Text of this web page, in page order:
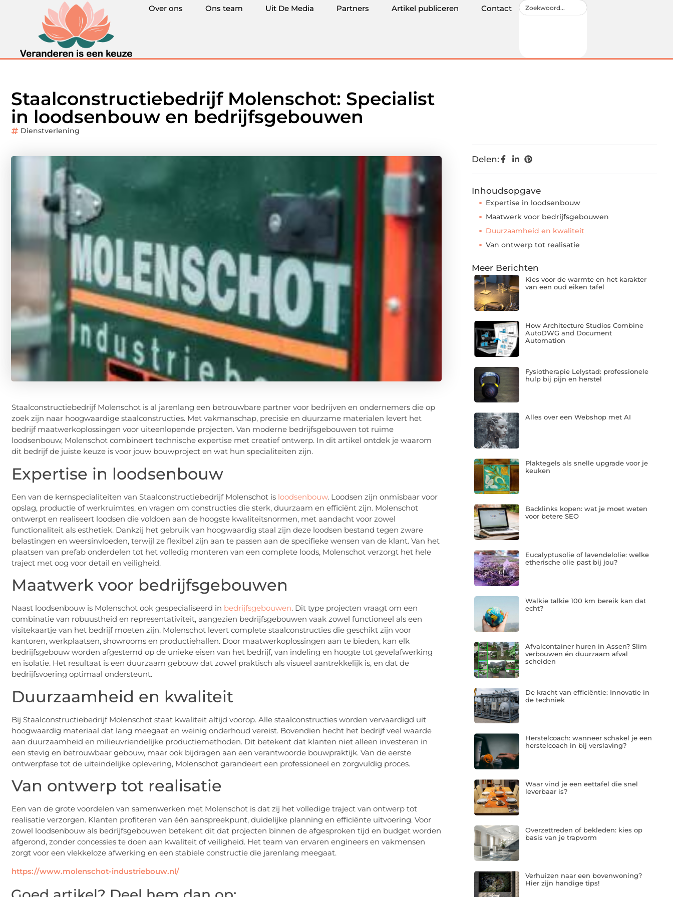
Over ons Ons team Uit De Media Partners Artikel publiceren Contact
Staalconstructiebedrijf Molenschot: Specialist
in loodsenbouw en bedrijfsgebouwen
Dienstverlening
Staalconstructiebedrijf Molenschot is al jarenlang een betrouwbare partner voor bedrijven en ondernemers die op
zoek zijn naar hoogwaardige staalconstructies. Met vakmanschap, precisie en duurzame materialen levert het
bedrijf maatwerkoplossingen voor uiteenlopende projecten. Van moderne bedrijfsgebouwen tot ruime
loodsenbouw, Molenschot combineert technische expertise met creatief ontwerp. In dit artikel ontdek je waarom
dit bedrijf de juiste keuze is voor jouw bouwproject en wat hun specialiteiten zijn.
Expertise in loodsenbouw
Een van de kernspecialiteiten van Staalconstructiebedrijf Molenschot is loodsenbouw. Loodsen zijn onmisbaar voor
opslag, productie of werkruimtes, en vragen om constructies die sterk, duurzaam en efficiënt zijn. Molenschot
ontwerpt en realiseert loodsen die voldoen aan de hoogste kwaliteitsnormen, met aandacht voor zowel
functionaliteit als esthetiek. Dankzij het gebruik van hoogwaardig staal zijn deze loodsen bestand tegen zware
belastingen en weersinvloeden, terwijl ze flexibel zijn aan te passen aan de specifieke wensen van de klant. Van het
plaatsen van prefab onderdelen tot het volledig monteren van een complete loods, Molenschot verzorgt het hele
traject met oog voor detail en veiligheid.
Maatwerk voor bedrijfsgebouwen
Naast loodsenbouw is Molenschot ook gespecialiseerd in bedrijfsgebouwen. Dit type projecten vraagt om een
combinatie van robuustheid en representativiteit, aangezien bedrijfsgebouwen vaak zowel functioneel als een
visitekaartje van het bedrijf moeten zijn. Molenschot levert complete staalconstructies die geschikt zijn voor
kantoren, werkplaatsen, showrooms en productiehallen. Door maatwerkoplossingen aan te bieden, kan elk
bedrijfsgebouw worden afgestemd op de unieke eisen van het bedrijf, van indeling en hoogte tot gevelafwerking
en isolatie. Het resultaat is een duurzaam gebouw dat zowel praktisch als visueel aantrekkelijk is, en dat de
bedrijfsvoering optimaal ondersteunt.
Duurzaamheid en kwaliteit
Bij Staalconstructiebedrijf Molenschot staat kwaliteit altijd voorop. Alle staalconstructies worden vervaardigd uit
hoogwaardig materiaal dat lang meegaat en weinig onderhoud vereist. Bovendien hecht het bedrijf veel waarde
aan duurzaamheid en milieuvriendelijke productiemethoden. Dit betekent dat klanten niet alleen investeren in
een stevig en betrouwbaar gebouw, maar ook bijdragen aan een verantwoorde bouwpraktijk. Van de eerste
ontwerpfase tot de uiteindelijke oplevering, Molenschot garandeert een professioneel en zorgvuldig proces.
Van ontwerp tot realisatie
Een van de grote voordelen van samenwerken met Molenschot is dat zij het volledige traject van ontwerp tot
realisatie verzorgen. Klanten profiteren van één aanspreekpunt, duidelijke planning en efficiënte uitvoering. Voor
zowel loodsenbouw als bedrijfsgebouwen betekent dit dat projecten binnen de afgesproken tijd en budget worden
afgerond, zonder concessies te doen aan kwaliteit of veiligheid. Het team van ervaren engineers en vakmensen
zorgt voor een vlekkeloze afwerking en een stabiele constructie die jarenlang meegaat.
https://www.molenschot-industriebouw.nl/
Delen:
Inhoudsopgave
Expertise in loodsenbouw
Maatwerk voor bedrijfsgebouwen
Duurzaamheid en kwaliteit
Van ontwerp tot realisatie
Meer Berichten
Kies voor de warmte en het karakter
van een oud eiken tafel
How Architecture Studios Combine
AutoDWG and Document
Automation
Fysiotherapie Lelystad: professionele
hulp bij pijn en herstel
Alles over een Webshop met AI
Plaktegels als snelle upgrade voor je
keuken
Backlinks kopen: wat je moet weten
voor betere SEO
Eucalyptusolie of lavendelolie: welke
etherische olie past bij jou?
Walkie talkie 100 km bereik kan dat
echt?
Afvalcontainer huren in Assen? Slim
verbouwen én duurzaam afval
scheiden
De kracht van efficiëntie: Innovatie in
de techniek
Herstelcoach: wanneer schakel je een
herstelcoach in bij verslaving?
Waar vind je een eettafel die snel
leverbaar is?
Overzettreden of bekleden: kies op
basis van je trapvorm
Verhuizen naar een bovenwoning?
Hier zijn handige tips!